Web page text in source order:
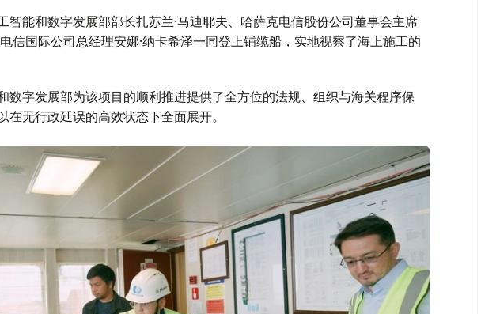
智能和数字发展部部长扎苏兰·马迪耶夫、哈萨克电信股份公司董事会主席
信国际公司总经理安娜·纳卡希泽一同登上铺缆船，实地视察了海上施工的
数字发展部为该项目的顺利推进提供了全方位的法规、组织与海关程序保
无行政延误的高效状态下全面展开。